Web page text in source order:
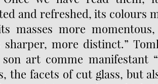
and refreshed, its colours
masses more
sharper, more distinct.”
art comme manifestant
the facets of cut glass, but